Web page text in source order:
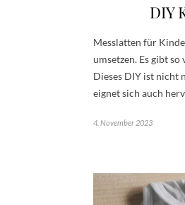
DIY
Messlatten für
umsetzen. Es gibt
Dieses DIY ist nicht
eignet sich auch
4. November 2023